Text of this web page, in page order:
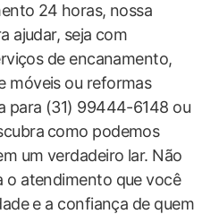
24⁣ horas, nossa⁣
ajudar, seja com
de encanamento,
móveis ou reformas
para (31)​ 99444-6148 ou
⁣como podemos
um verdadeiro ‌lar. Não
o atendimento que‌ você
e a confiança de quem